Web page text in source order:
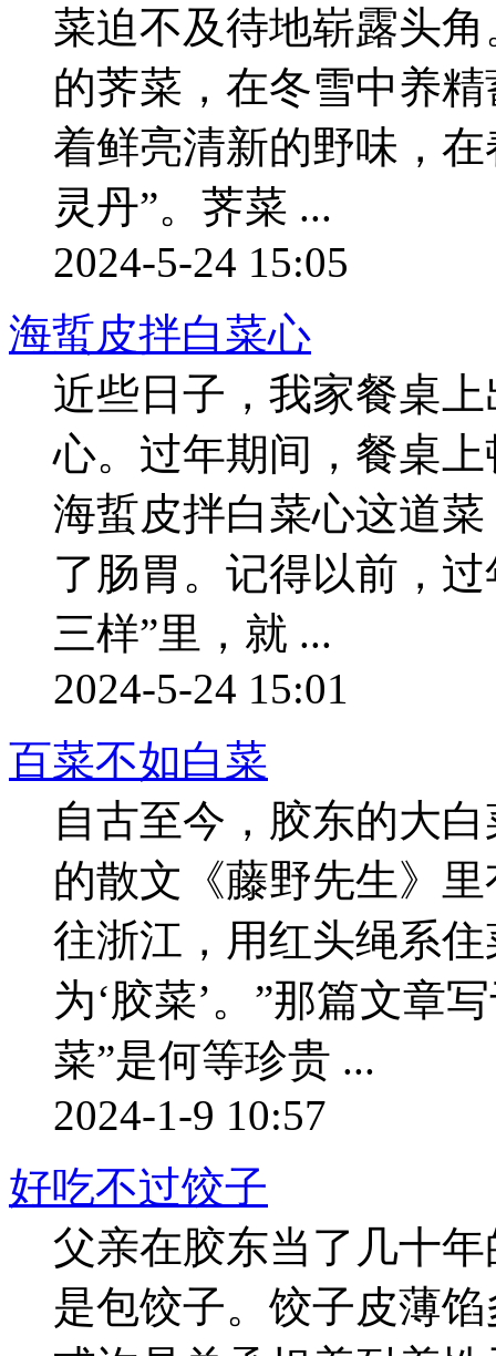
菜迫不及待地崭露头
的荠菜，在冬雪中养
着鲜亮清新的野味，
灵丹”。荠菜 ...
2024-5-24 15:05
海蜇皮拌白菜心
近些日子，我家餐桌
心。过年期间，餐桌
海蜇皮拌白菜心这道
了肠胃。记得以前，
三样”里，就 ...
2024-5-24 15:01
百菜不如白菜
自古至今，胶东的大
的散文《藤野先生》
往浙江，用红头绳系
为‘胶菜’。”那篇文章
菜”是何等珍贵 ...
2024-1-9 10:57
好吃不过饺子
父亲在胶东当了几十
是包饺子。饺子皮薄